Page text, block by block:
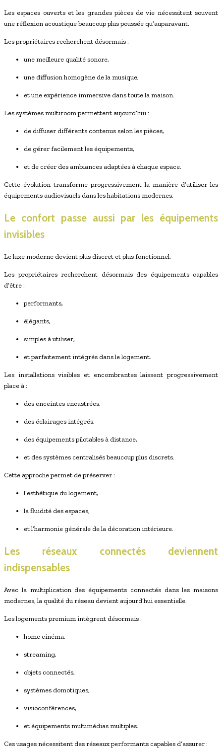
Les espaces ouverts et les grandes pièces de vie nécessitent souvent
une réflexion acoustique beaucoup plus poussée qu’auparavant.
Les propriétaires recherchent désormais :
une meilleure qualité sonore,
une diffusion homogène de la musique,
et une expérience immersive dans toute la maison.
Les systèmes multiroom permettent aujourd’hui :
de diffuser différents contenus selon les pièces,
de gérer facilement les équipements,
et de créer des ambiances adaptées à chaque espace.
Cette évolution transforme progressivement la manière d’utiliser les
équipements audiovisuels dans les habitations modernes.
Le confort passe aussi par les équipements
invisibles
Le luxe moderne devient plus discret et plus fonctionnel.
Les propriétaires recherchent désormais des équipements capables
d’être :
performants,
élégants,
simples à utiliser,
et parfaitement intégrés dans le logement.
Les installations visibles et encombrantes laissent progressivement
place à :
des enceintes encastrées,
des éclairages intégrés,
des équipements pilotables à distance,
et des systèmes centralisés beaucoup plus discrets.
Cette approche permet de préserver :
l’esthétique du logement,
la fluidité des espaces,
et l’harmonie générale de la décoration intérieure.
Les réseaux connectés deviennent
indispensables
Avec la multiplication des équipements connectés dans les maisons
modernes, la qualité du réseau devient aujourd’hui essentielle.
Les logements premium intègrent désormais :
home cinéma,
streaming,
objets connectés,
systèmes domotiques,
visioconférences,
et équipements multimédias multiples.
Ces usages nécessitent des réseaux performants capables d’assurer :